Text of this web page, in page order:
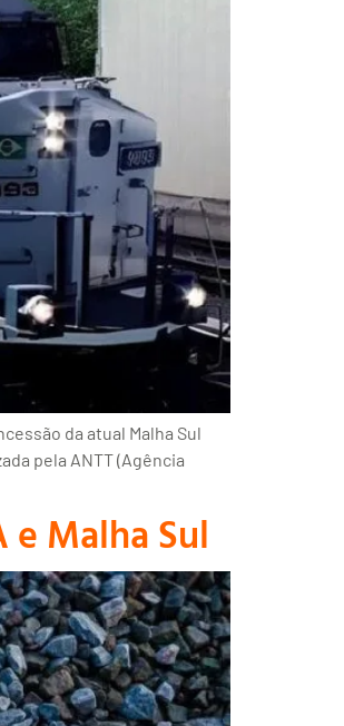
da atual Malha Sul
pela ANTT (Agência
Malha Sul